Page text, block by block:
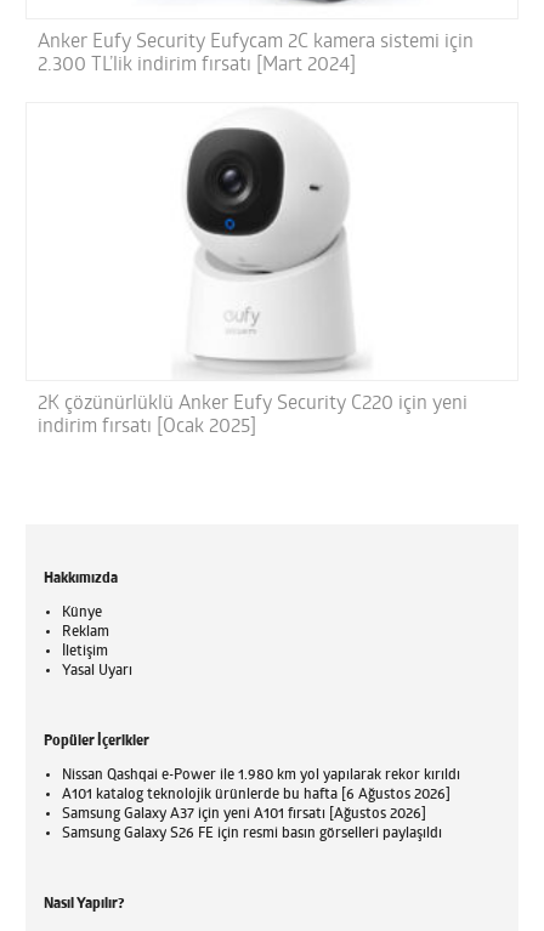
Anker Eufy Security Eufycam 2C kamera sistemi için
2.300 TL’lik indirim fırsatı [Mart 2024]
2K çözünürlüklü Anker Eufy Security C220 için yeni
indirim fırsatı [Ocak 2025]
Hakkımızda
Künye
Reklam
İletişim
Yasal Uyarı
Popüler İçerikler
Nissan Qashqai e-Power ile 1.980 km yol yapılarak rekor kırıldı
A101 katalog teknolojik ürünlerde bu hafta [6 Ağustos 2026]
Samsung Galaxy A37 için yeni A101 fırsatı [Ağustos 2026]
Samsung Galaxy S26 FE için resmi basın görselleri paylaşıldı
Nasıl Yapılır?